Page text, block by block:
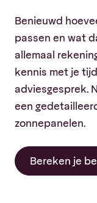
Benieuwd
passen en wat
allemaal
kennis met je
adviesgesprek.
een
zonnepanelen.
Bereken je